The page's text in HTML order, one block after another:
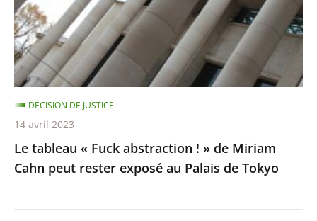
!
»
de
Miriam
Cahn
peut
rester
exposé
au
Le tableau « Fuck abstraction ! » de Miriam
Cahn peut rester exposé au Palais de Tokyo
DÉCISION DE JUSTICE
14 avril 2023